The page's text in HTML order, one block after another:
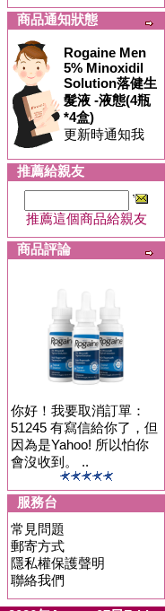
商品通知狀態
Rogaine Men
5% Minoxidil
Solution落健生
髮液 -液態(4瓶
*4盒)
更新時通知我
推薦給親友
推薦這個商品給親友
商品評論
你好！我要取消訂單：
51245 有寫信給你了，但
因為是Yahoo! 所以怕你
會沒收到。 ..
服務台
常見問題
郵寄方式
隱私權保護聲明
聯絡我們